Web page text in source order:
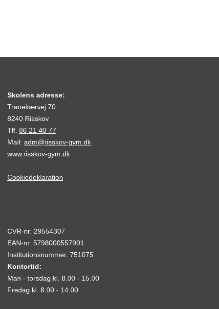
Skolens adresse:
Tranekærvej 70
8240 Risskov
Tlf. 86 21 40 77
Mail: adm@risskov-gym.dk
www.risskov-gym.dk
Cookiedeklaration
CVR-nr. 29554307
EAN-nr. 5798000557901
Institutionsnummer. 751075
Kontortid:
Man - torsdag kl. 8.00 - 15.00
Fredag kl. 8.00 - 14.00